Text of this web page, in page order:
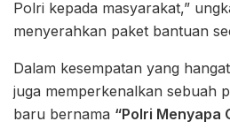
Polri kepada masyarakat,”
menyerahkan paket bantuan
Dalam kesempatan yang
juga memperkenalkan sebuah
baru bernama “Polri Menyapa